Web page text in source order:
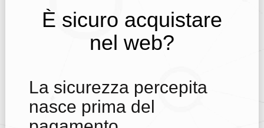
È sicuro acquistare
nel web?
La sicurezza percepita
nasce prima del